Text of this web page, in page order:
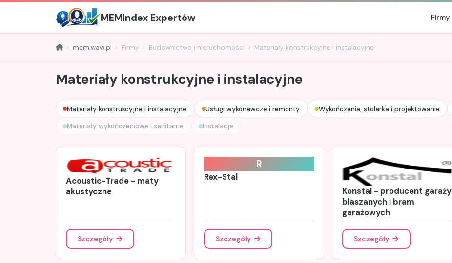
MEMIndex Expertów Firmy
mem.waw.pl Firmy Budownictwo i nieruchomości Materiały konstrukcyjne i instalacyjne
Materiały konstrukcyjne i instalacyjne
Materiały konstrukcyjne i instalacyjne Usługi wykonawcze i remonty Wykończenia, stolarka i projektowanie
Materiały wykończeniowe i sanitarne Instalacje
Acoustic-Trade - maty
akustyczne
Szczegóły
R
Rex-Stal
Szczegóły
Konstal - producent garaży
blaszanych i bram
garażowych
Szczegóły